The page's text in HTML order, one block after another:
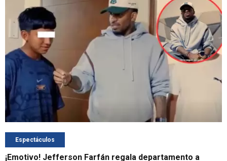
Espectáculos
¡Emotivo! Jefferson Farfán regala departamento a